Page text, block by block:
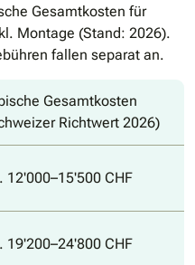
Gesamtkosten für
Montage (Stand: 2026).
fallen separat an.
Gesamtkosten
Richtwert 2026)
12'000–15'500 CHF
19'200–24'800 CHF